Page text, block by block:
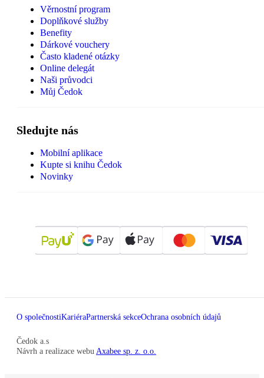
Věrnostní program
Doplňkové služby
Benefity
Dárkové vouchery
Často kladené otázky
Online delegát
Naši průvodci
Můj Čedok
Sledujte nás
Mobilní aplikace
Kupte si knihu Čedok
Novinky
O společnostiKariéraPartnerská sekceOchrana osobních údajů
Čedok a.s
Návrh a realizace webu Axabee sp. z. o.o.